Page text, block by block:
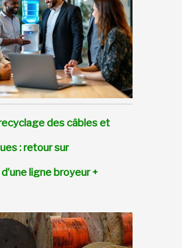
des câbles et
: retour sur
ligne broyeur +